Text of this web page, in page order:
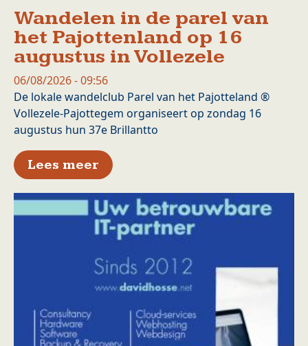
Wandelen in de parel van
het Pajottenland op 16
augustus in Vollezele
06/08/2026 - 09:56
De lokale wandelclub Parel van het Pajotteland ®
Vollezele-Pajottegem organiseert op zondag 16
augustus hun 37e Brillantto
Lees meer over Wandelen in de parel